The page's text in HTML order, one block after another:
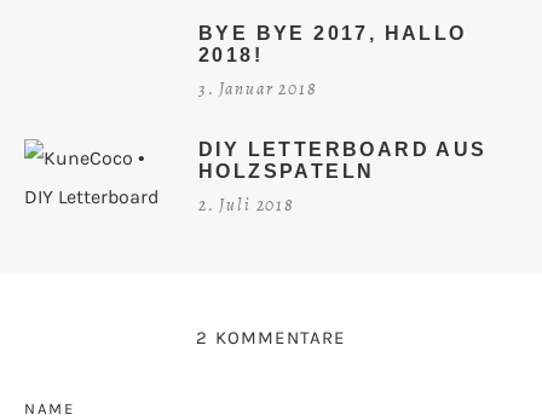
BYE BYE 2017, HALLO
2018!
3. Januar 2018
DIY LETTERBOARD AUS
HOLZSPATELN
2. Juli 2018
2 KOMMENTARE
NAME